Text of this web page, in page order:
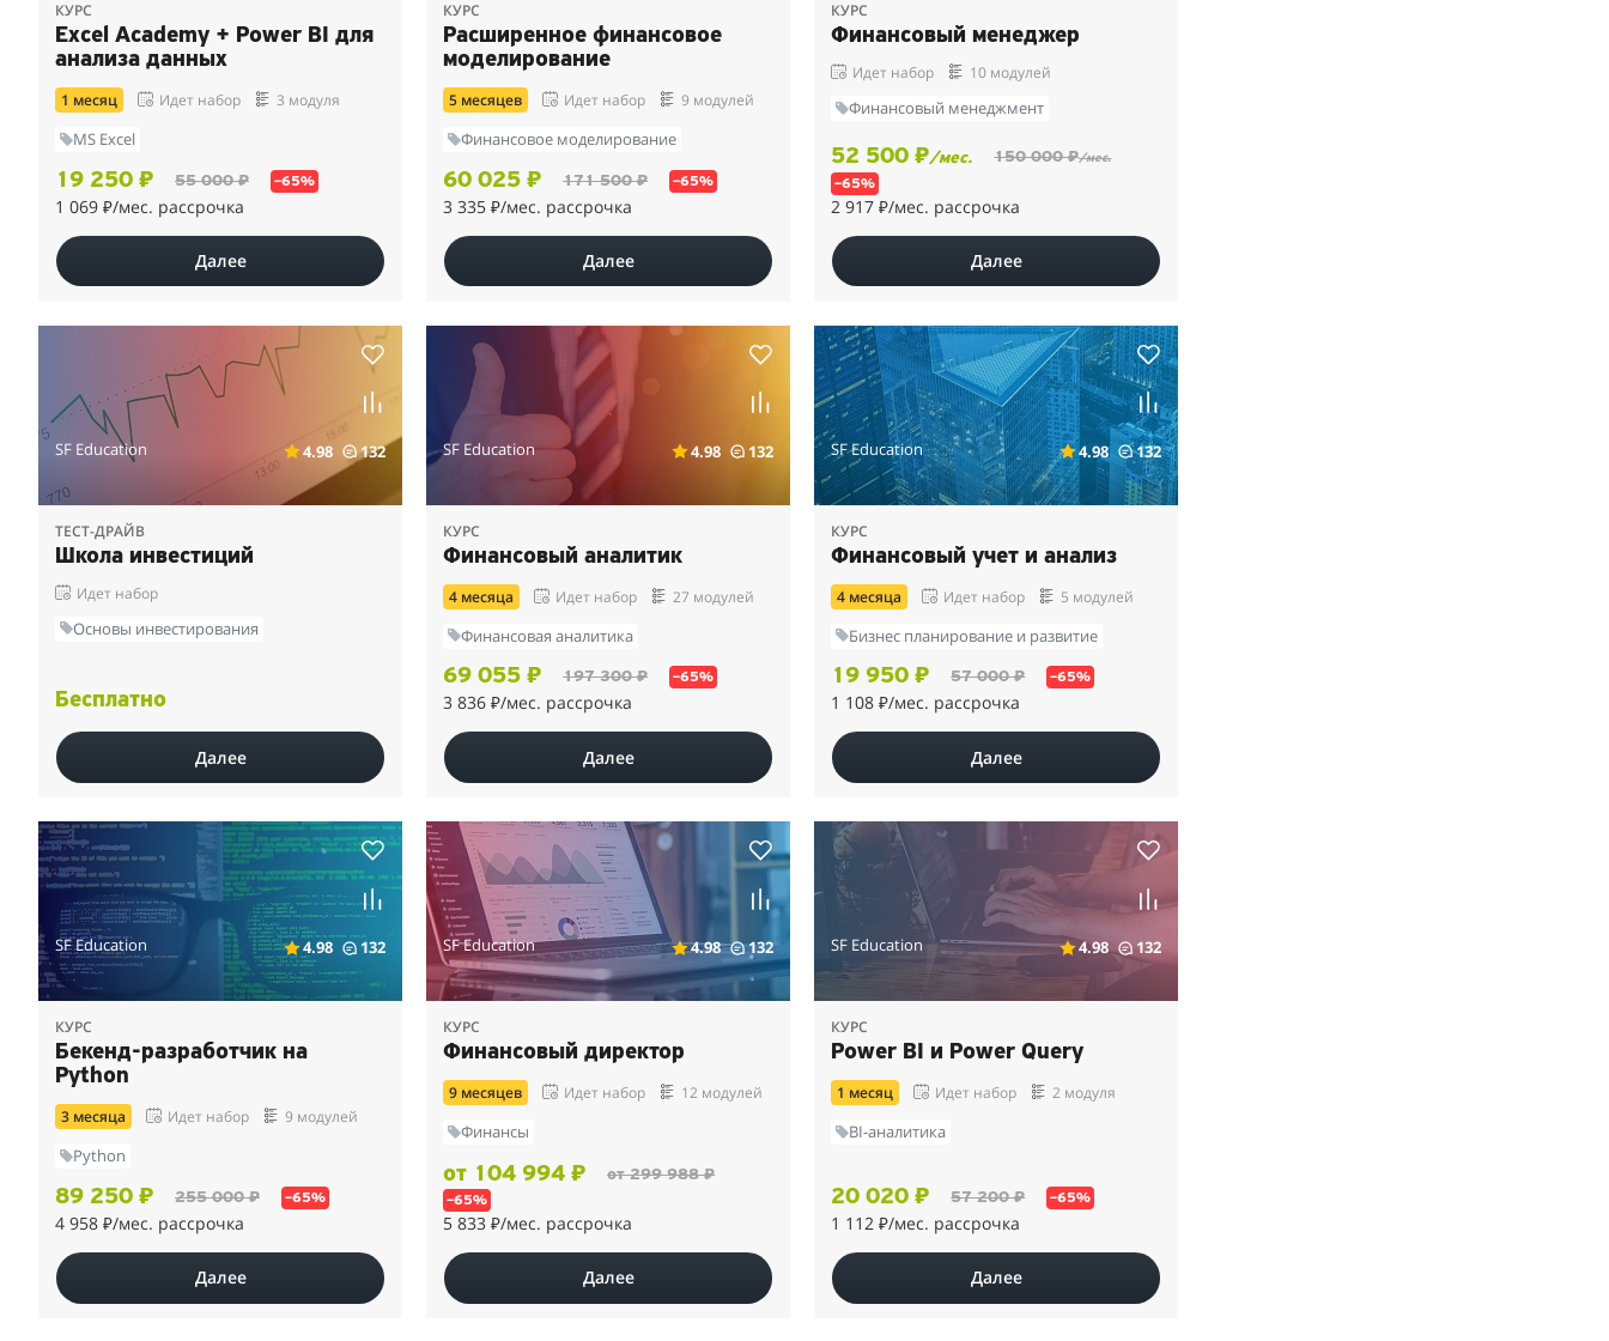
КУРС
Excel Academy + Power BI для
анализа данных
1 месяц Идет набор 3 модуля
MS Excel
19 250 ₽ 55 000 ₽ –65%
1 069 ₽/мес. рассрочка
Далее
КУРС
Расширенное финансовое
моделирование
5 месяцев Идет набор 9 модулей
Финансовое моделирование
60 025 ₽ 171 500 ₽ –65%
3 335 ₽/мес. рассрочка
Далее
КУРС
Финансовый менеджер
Идет набор 10 модулей
Финансовый менеджмент
52 500 ₽/мес. 150 000 ₽/мес.
–65%
2 917 ₽/мес. рассрочка
Далее
SF Education 4.98 132
ТЕСТ-ДРАЙВ
Школа инвестиций
Идет набор
Основы инвестирования
Бесплатно
Далее
SF Education 4.98 132
КУРС
Финансовый аналитик
4 месяца Идет набор 27 модулей
Финансовая аналитика
69 055 ₽ 197 300 ₽ –65%
3 836 ₽/мес. рассрочка
Далее
SF Education 4.98 132
КУРС
Финансовый учет и анализ
4 месяца Идет набор 5 модулей
Бизнес планирование и развитие
19 950 ₽ 57 000 ₽ –65%
1 108 ₽/мес. рассрочка
Далее
SF Education 4.98 132
КУРС
Бекенд-разработчик на
Python
3 месяца Идет набор 9 модулей
Python
89 250 ₽ 255 000 ₽ –65%
4 958 ₽/мес. рассрочка
Далее
SF Education 4.98 132
КУРС
Финансовый директор
9 месяцев Идет набор 12 модулей
Финансы
от 104 994 ₽ от 299 988 ₽
–65%
5 833 ₽/мес. рассрочка
Далее
SF Education 4.98 132
КУРС
Power BI и Power Query
1 месяц Идет набор 2 модуля
BI-аналитика
20 020 ₽ 57 200 ₽ –65%
1 112 ₽/мес. рассрочка
Далее